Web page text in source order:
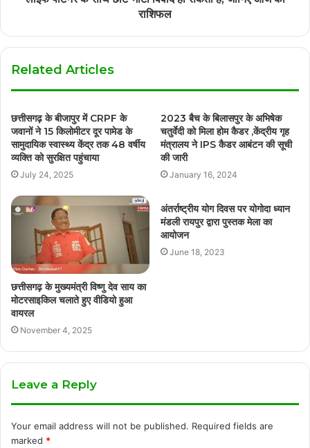
राशिफल
Related Articles
छत्तीसगढ़ के बीजापुर में CRPF के
जवानों ने 15 किलोमीटर दूर पामेड के
सामुदायिक स्वास्थ्य केंद्र तक 48 वर्षीय
व्यक्ति को सुरक्षित पहुंचाया
July 24, 2025
2023 बैच के बिलासपुर के अभिषेक
चतुर्वेदी को मिला होम कैडर ,केंद्रीय गृह
मंत्रालय ने IPS कैडर आबंटन की सूची
की जारी
January 16, 2024
छत्तीसगढ़ के मुख्यमंत्री विष्णु देव साय का
मोटरसाइकिल चलाते हुए वीडियो हुआ
वायरल
November 4, 2025
अंतर्राष्ट्रीय योग दिवस पर योगोदा ध्यान
मंडली रायपुर द्वारा पुस्तक मेला का
आयोजन
June 18, 2023
Leave a Reply
Your email address will not be published. Required fields are
marked *